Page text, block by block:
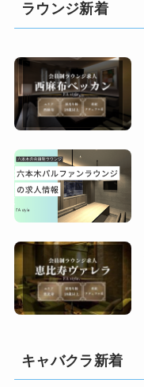
ラウンジ新着
キャバクラ新着